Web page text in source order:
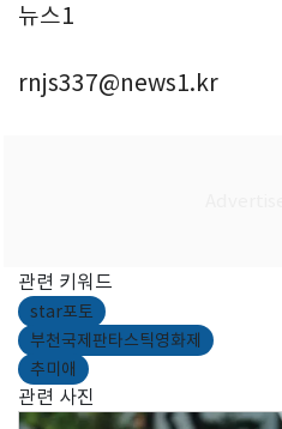
뉴스1
rnjs337@news1.kr
관련 키워드
star포토
부천국제판타스틱영화제
추미애
관련 사진